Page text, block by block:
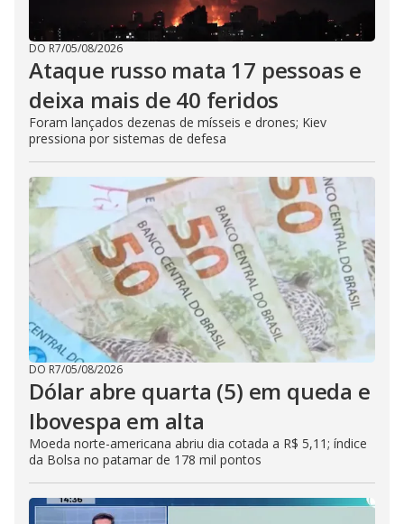
DO R7/05/08/2026
Ataque russo mata 17 pessoas e
deixa mais de 40 feridos
Foram lançados dezenas de mísseis e drones; Kiev
pressiona por sistemas de defesa
DO R7/05/08/2026
Dólar abre quarta (5) em queda e
Ibovespa em alta
Moeda norte-americana abriu dia cotada a R$ 5,11; índice
da Bolsa no patamar de 178 mil pontos